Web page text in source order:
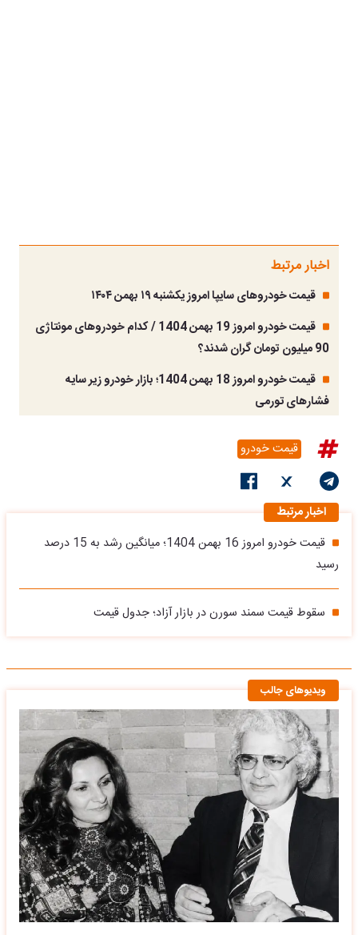
اخبار مرتبط
قیمت خودرو‌های سایپا امروز یکشنبه ۱۹ بهمن ۱۴۰۴
قیمت خودرو امروز 19 بهمن 1404 / کدام خودروهای مونتاژی
90 میلیون تومان گران شدند؟
قیمت خودرو امروز 18 بهمن 1404؛ بازار خودرو زیر سایه
فشارهای تورمی
قیمت خودرو
اخبار مرتبط
قیمت خودرو امروز 16 بهمن 1404؛ میانگین رشد به 15 درصد
رسید
سقوط قیمت سمند سورن در بازار آزاد؛ جدول قیمت
ویدیوهای جالب